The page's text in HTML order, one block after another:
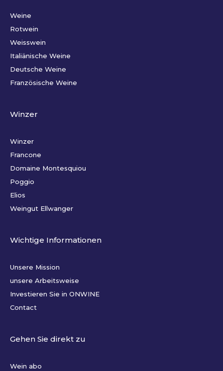
Weine
Rotwein
Weisswein
Italiänische Weine
Deutsche Weine
Französische Weine
Winzer
Winzer
Francone
Domaine Montesquiou
Poggio
Elios
Weingut Ellwanger
Wichtige Informationen
Unsere Mission
unsere Arbeitsweise
Investieren Sie in ONWINE
Contact
Gehen Sie direkt zu
Wein abo